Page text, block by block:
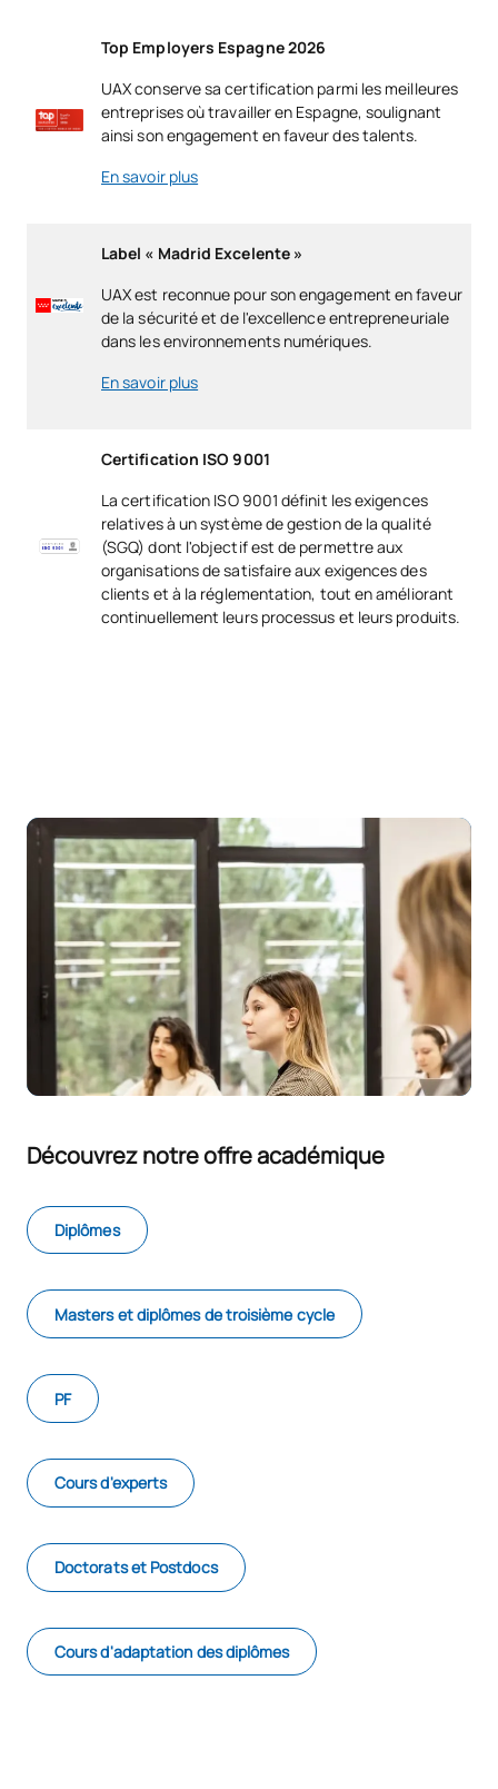
Top Employers Espagne 2026
UAX conserve sa certification parmi les meilleures
entreprises où travailler en Espagne, soulignant
ainsi son engagement en faveur des talents.
En savoir plus
Label « Madrid Excelente »
UAX est reconnue pour son engagement en faveur
de la sécurité et de l'excellence entrepreneuriale
dans les environnements numériques.
En savoir plus
Certification ISO 9001
La certification ISO 9001 définit les exigences
relatives à un système de gestion de la qualité
(SGQ) dont l'objectif est de permettre aux
organisations de satisfaire aux exigences des
clients et à la réglementation, tout en améliorant
continuellement leurs processus et leurs produits.
Découvrez notre offre académique
Diplômes
Masters et diplômes de troisième cycle
PF
Cours d'experts
Doctorats et Postdocs
Cours d'adaptation des diplômes